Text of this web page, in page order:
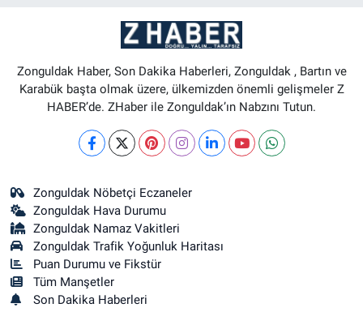
Zonguldak Haber, Son Dakika Haberleri, Zonguldak , Bartın ve
Karabük başta olmak üzere, ülkemizden önemli gelişmeler Z
HABER’de. ZHaber ile Zonguldak’ın Nabzını Tutun.
Zonguldak Nöbetçi Eczaneler
Zonguldak Hava Durumu
Zonguldak Namaz Vakitleri
Zonguldak Trafik Yoğunluk Haritası
Puan Durumu ve Fikstür
Tüm Manşetler
Son Dakika Haberleri